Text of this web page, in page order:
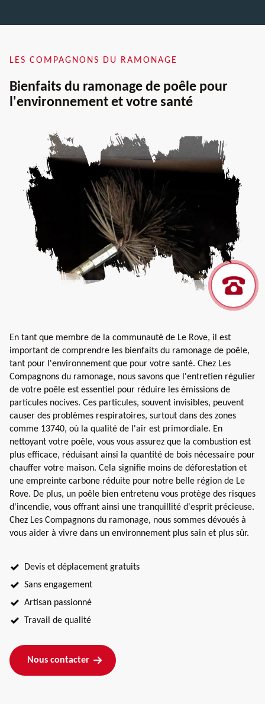
LES COMPAGNONS DU RAMONAGE
Bienfaits du ramonage de poêle pour
l'environnement et votre santé
En tant que membre de la communauté de Le Rove, il est
important de comprendre les bienfaits du ramonage de poêle,
tant pour l'environnement que pour votre santé. Chez Les
Compagnons du ramonage, nous savons que l'entretien régulier
de votre poêle est essentiel pour réduire les émissions de
particules nocives. Ces particules, souvent invisibles, peuvent
causer des problèmes respiratoires, surtout dans des zones
comme 13740, où la qualité de l'air est primordiale. En
nettoyant votre poêle, vous vous assurez que la combustion est
plus efficace, réduisant ainsi la quantité de bois nécessaire pour
chauffer votre maison. Cela signifie moins de déforestation et
une empreinte carbone réduite pour notre belle région de Le
Rove. De plus, un poêle bien entretenu vous protège des risques
d'incendie, vous offrant ainsi une tranquillité d'esprit précieuse.
Chez Les Compagnons du ramonage, nous sommes dévoués à
vous aider à vivre dans un environnement plus sain et plus sûr.
Devis et déplacement gratuits
Sans engagement
Artisan passionné
Travail de qualité
Nous contacter